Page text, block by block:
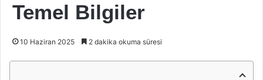
Temel Bilgiler
10 Haziran 2025 2 dakika okuma süresi